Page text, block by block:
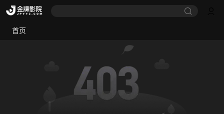
首页